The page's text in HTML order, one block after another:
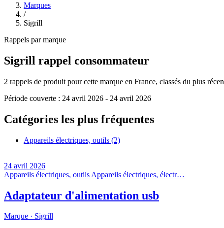
Marques
/
Sigrill
Rappels par marque
Sigrill rappel consommateur
2 rappels de produit pour cette marque en France, classés du plus
Période couverte : 24 avril 2026 - 24 avril 2026
Catégories les plus fréquentes
Appareils électriques, outils (2)
24 avril 2026
Appareils électriques, outils Appareils électriques, électr…
Adaptateur d'alimentation usb
Marque · Sigrill